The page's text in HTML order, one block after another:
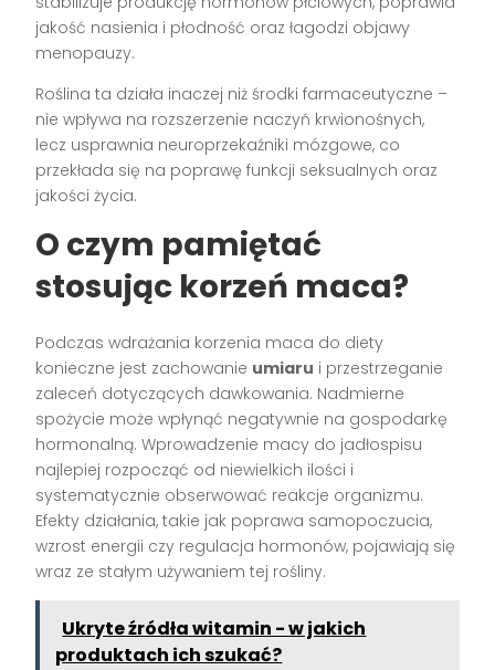
jakość nasienia i płodność oraz łagodzi objawy
menopauzy.
Roślina ta działa inaczej niż środki farmaceutyczne –
nie wpływa na rozszerzenie naczyń krwionośnych,
lecz usprawnia neuroprzekaźniki mózgowe, co
przekłada się na poprawę funkcji seksualnych oraz
jakości życia.
O czym pamiętać
stosując korzeń maca?
Podczas wdrażania korzenia maca do diety
konieczne jest zachowanie umiaru i przestrzeganie
zaleceń dotyczących dawkowania. Nadmierne
spożycie może wpłynąć negatywnie na gospodarkę
hormonalną. Wprowadzenie macy do jadłospisu
najlepiej rozpocząć od niewielkich ilości i
systematycznie obserwować reakcje organizmu.
Efekty działania, takie jak poprawa samopoczucia,
wzrost energii czy regulacja hormonów, pojawiają się
wraz ze stałym używaniem tej rośliny.
Ukryte źródła witamin - w jakich
produktach ich szukać?